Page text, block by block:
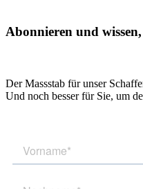
Abonnieren und
Der Massstab für unser
Und noch besser für Sie, um